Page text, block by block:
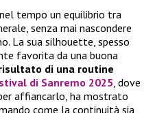
tempo un equilibrio tra
senza mai nascondere
La sua silhouette, spesso
favorita da una buona
di una routine
di Sanremo 2025, dove
affiancarlo, ha mostrato
come la continuità sia